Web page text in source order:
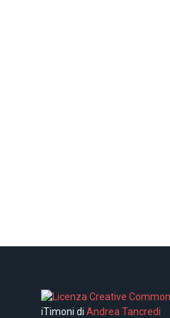
iTimoni di Andrea Tancredi